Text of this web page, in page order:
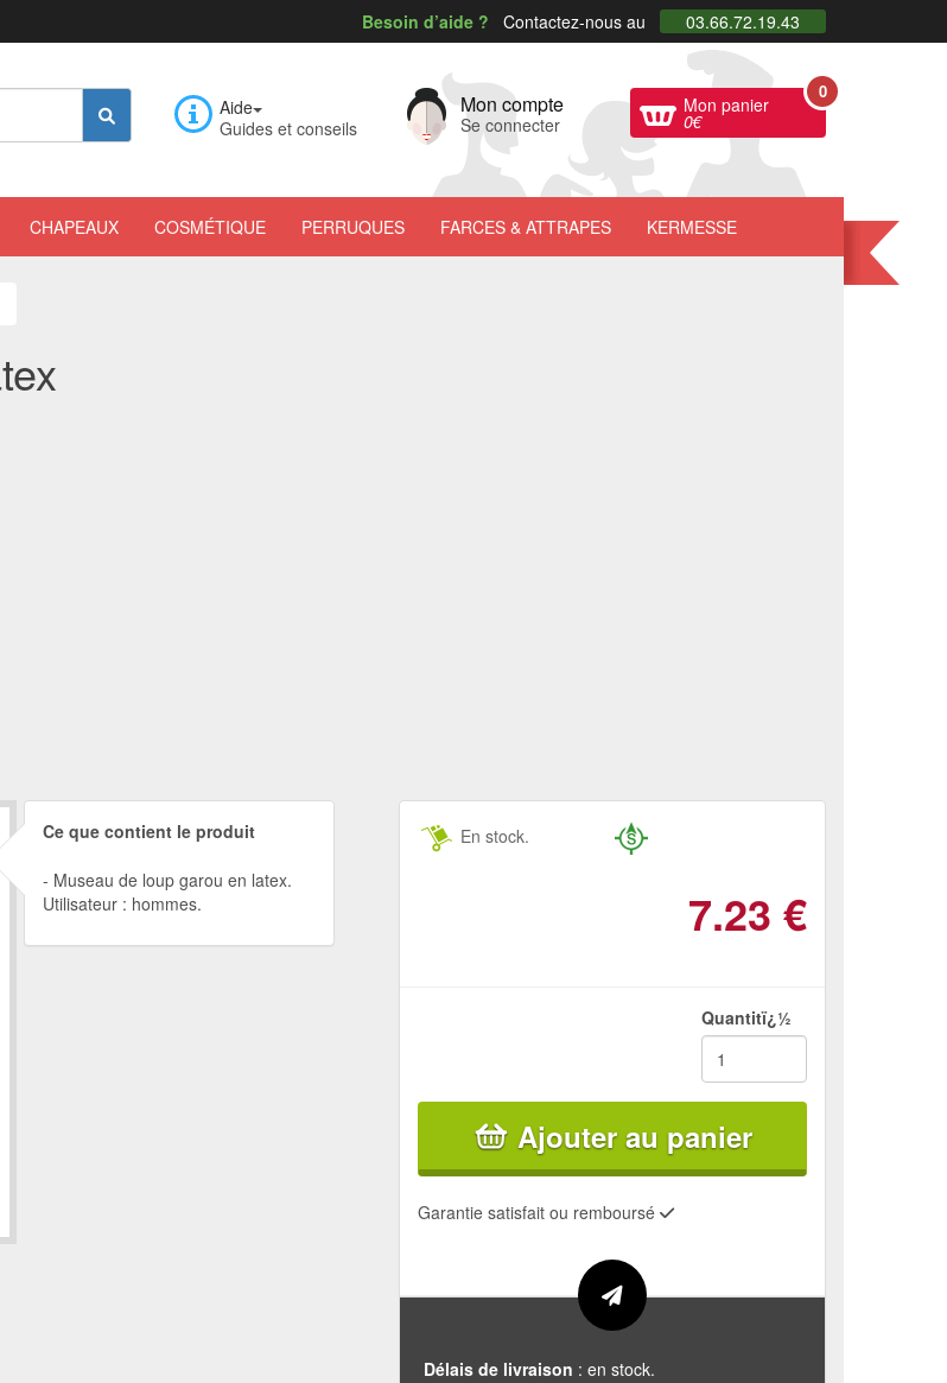
Besoin d’aide ? Contactez-nous au 03.66.72.19.43
Aide
Guides et conseils
Mon compte
Se connecter
Mon panier
0€
0
CHAPEAUX COSMÉTIQUE PERRUQUES FARCES & ATTRAPES KERMESSE
Ce que contient le produit
Museau de loup garou en latex.
Utilisateur : hommes.
En stock.
7.23 €
Quantitï¿½
Ajouter au panier
Garantie satisfait ou remboursé
Délais de livraison : en stock.